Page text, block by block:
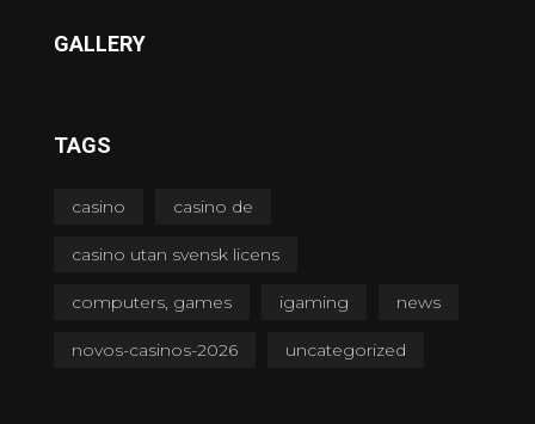
GALLERY
TAGS
casino casino de
casino utan svensk licens
computers, games igaming news
novos-casinos-2026 uncategorized